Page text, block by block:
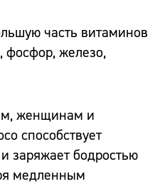
часть витаминов
фосфор, железо,
женщинам и
способствует
заряжает бодростью
медленным